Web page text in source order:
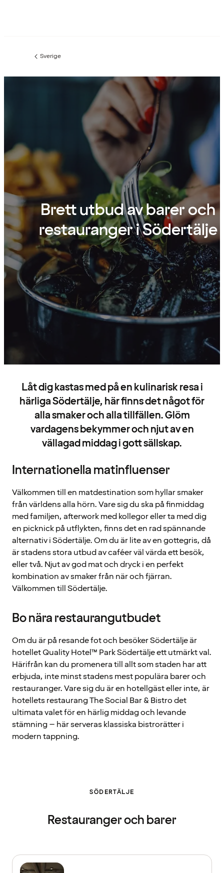
Föregående
Sverige
Brett utbud av barer och
restauranger i Södertälje
Låt dig kastas med på en kulinarisk resa i
härliga Södertälje, här finns det något för
alla smaker och alla tillfällen. Glöm
vardagens bekymmer och njut av en
vällagad middag i gott sällskap.
Internationella matinfluenser
Välkommen till en matdestination som hyllar smaker
från världens alla hörn. Vare sig du ska på finmiddag
med familjen, afterwork med kollegor eller ta med dig
en picknick på utflykten, finns det en rad spännande
alternativ i Södertälje. Om du är lite av en gottegris, då
är stadens stora utbud av caféer väl värda ett besök,
eller två. Njut av god mat och dryck i en perfekt
kombination av smaker från när och fjärran.
Välkommen till Södertälje.
Bo nära restaurangutbudet
Om du är på resande fot och besöker Södertälje är
hotellet Quality Hotel™ Park Södertälje ett utmärkt val.
Härifrån kan du promenera till allt som staden har att
erbjuda, inte minst stadens mest populära barer och
restauranger. Vare sig du är en hotellgäst eller inte, är
hotellets restaurang The Social Bar & Bistro det
ultimata valet för en härlig middag och levande
stämning – här serveras klassiska bistrorätter i
modern tappning.
SÖDERTÄLJE
Restauranger och barer